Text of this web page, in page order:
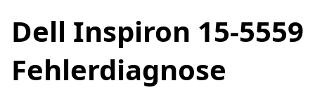
Dell Inspiron 15-5559
Fehlerdiagnose